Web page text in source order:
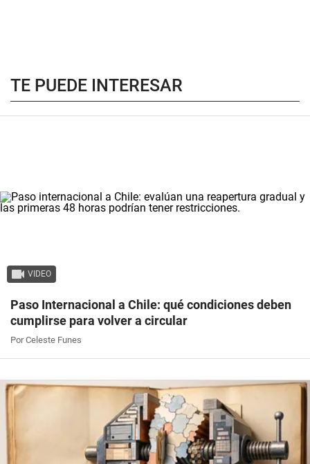
TE PUEDE INTERESAR
VIDEO
Paso Internacional a Chile: qué condiciones deben
cumplirse para volver a circular
Por Celeste Funes